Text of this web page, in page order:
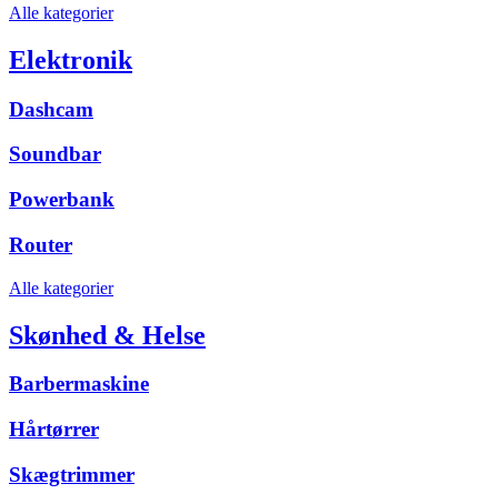
Alle kategorier
Elektronik
Dashcam
Soundbar
Powerbank
Router
Alle kategorier
Skønhed & Helse
Barbermaskine
Hårtørrer
Skægtrimmer